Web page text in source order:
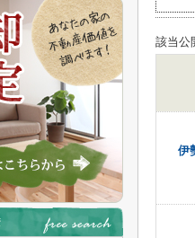
該当公
伊